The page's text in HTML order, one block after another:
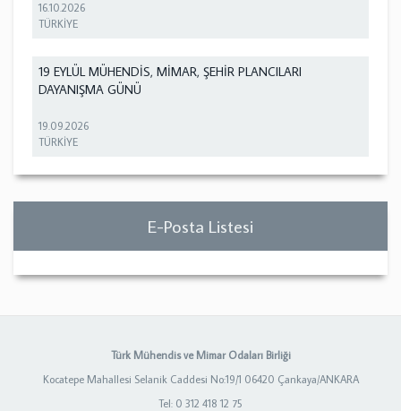
16.10.2026
TÜRKİYE
19 EYLÜL MÜHENDİS, MİMAR, ŞEHİR PLANCILARI
DAYANIŞMA GÜNÜ
19.09.2026
TÜRKİYE
E-Posta Listesi
Türk Mühendis ve Mimar Odaları Birliği
Kocatepe Mahallesi Selanik Caddesi No:19/1 06420 Çankaya/ANKARA
Tel: 0 312 418 12 75